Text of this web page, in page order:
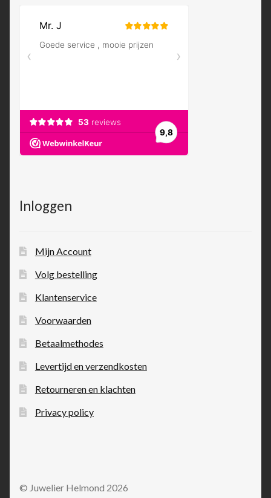
Inloggen
Mijn Account
Volg bestelling
Klantenservice
Voorwaarden
Betaalmethodes
Levertijd en verzendkosten
Retourneren en klachten
Privacy policy
© Juwelier Helmond 2026